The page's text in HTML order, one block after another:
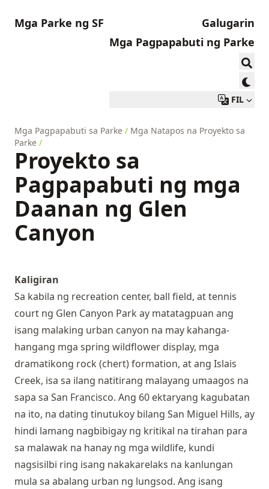
Mga Parke ng SF
Galugarin
Mga Pagpapabuti ng Parke
FIL
Mga Pagpapabuti sa Parke / Mga Natapos na Proyekto sa
Parke /
Proyekto sa
Pagpapabuti ng mga
Daanan ng Glen
Canyon
Kaligiran
Sa kabila ng recreation center, ball field, at tennis
court ng Glen Canyon Park ay matatagpuan ang
isang malaking urban canyon na may kahanga-
hangang mga spring wildflower display, mga
dramatikong rock (chert) formation, at ang Islais
Creek, isa sa ilang natitirang malayang umaagos na
sapa sa San Francisco. Ang 60 ektaryang kagubatan
na ito, na dating tinutukoy bilang San Miguel Hills, ay
hindi lamang nagbibigay ng kritikal na tirahan para
sa malawak na hanay ng mga wildlife, kundi
nagsisilbi ring isang nakakarelaks na kanlungan
mula sa abalang urban ng lungsod. Ang isang